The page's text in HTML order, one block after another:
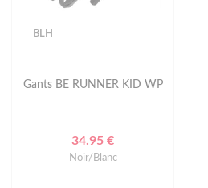
BLH
Gants BE RUNNER KID WP
34.95 €
Noir/Blanc